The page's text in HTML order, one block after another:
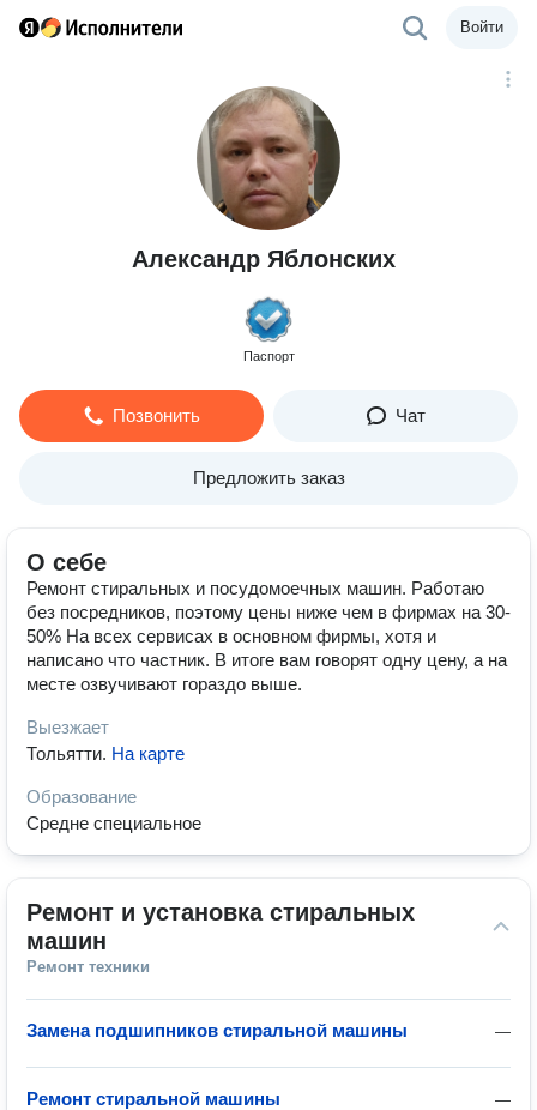
Войти
Александр Яблонских
Паспорт
Позвонить Чат
Предложить заказ
О себе
Ремонт стиральных и посудомоечных машин. Работаю
без посредников, поэтому цены ниже чем в фирмах на 30-
50% На всех сервисах в основном фирмы, хотя и
написано что частник. В итоге вам говорят одну цену, а на
месте озвучивают гораздо выше.
Выезжает
Тольятти. На карте
Образование
Средне специальное
Ремонт и установка стиральных
машин
Ремонт техники
—
Замена подшипников стиральной машины
—
Ремонт стиральной машины